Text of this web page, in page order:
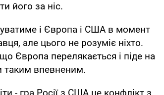
його за ніс.
і Європа і США в момент
але цього не розуміє ніхто.
Європа перелякається і піде на
таким впевненим.